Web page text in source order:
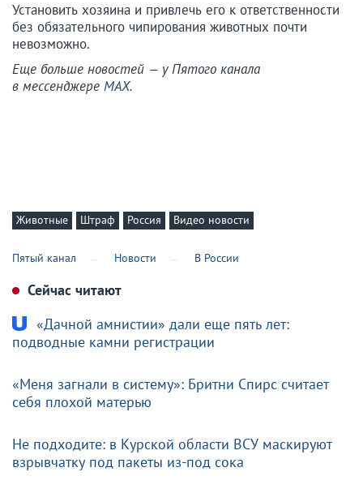
Установить хозяина и привлечь его к ответственности
без обязательного чипирования животных почти
невозможно.
Еще больше новостей — у Пятого канала
в мессенджере MAX.
Животные Штраф Россия Видео новости
Пятый канал Новости В России
Сейчас читают
«Дачной амнистии» дали еще пять лет:
подводные камни регистрации
«Меня загнали в систему»: Бритни Спирс считает
себя плохой матерью
Не подходите: в Курской области ВСУ маскируют
взрывчатку под пакеты из-под сока